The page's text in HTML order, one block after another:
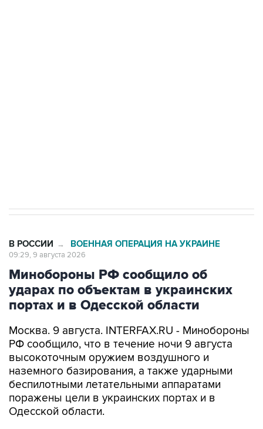
В РОССИИ → ВОЕННАЯ ОПЕРАЦИЯ НА УКРАИНЕ
09:29, 9 августа 2026
Минобороны РФ сообщило об
ударах по объектам в украинских
портах и в Одесской области
Москва. 9 августа. INTERFAX.RU - Минобороны
РФ сообщило, что в течение ночи 9 августа
высокоточным оружием воздушного и
наземного базирования, а также ударными
беспилотными летательными аппаратами
поражены цели в украинских портах и в
Одесской области.